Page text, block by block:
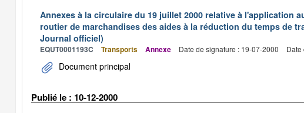
Annexes à la circulaire du 19 juillet 2000 relative à l'application
routier de marchandises des aides à la réduction du temps de
Journal officiel)
EQUT0001193C Transports Annexe Date de signature : 19-07-2000 Date
Document principal
Publié le : 10-12-2000